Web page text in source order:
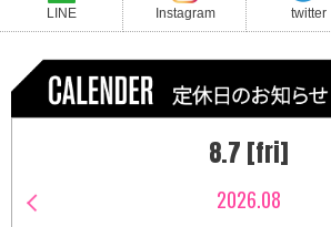
LINE Instagram twitter
8.7 [fri]
2026.08